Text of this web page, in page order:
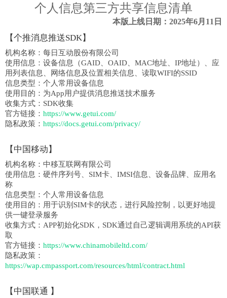
个人信息第三方共享信息清单
本版上线日期：2025年6月11日
【个推消息推送SDK】
机构名称： 每日互动股份有限公司
使用信息： 设备信息（GAID、OAID、MAC地址、IP地址）、应
用列表信息、网络信息及位置相关信息、读取WIFI的SSID
信息类型： 个人常用设备信息
使用目的： 为App用户提供消息推送技术服务
收集方式： SDK收集
官方链接： https://www.getui.com/
隐私政策： https://docs.getui.com/privacy/
【中国移动】
机构名称： 中移互联网有限公司
使用信息： 硬件序列号、SIM卡、IMSI信息、设备品牌、应用名
称
信息类型： 个人常用设备信息
使用目的： 用于识别SIM卡的状态，进行风险控制，以更好地提
供一键登录服务
收集方式： APP初始化SDK，SDK通过自己逻辑调用系统的API获
取
官方链接： https://www.chinamobileltd.com/
隐私政策：
https://wap.cmpassport.com/resources/html/contract.html
【 中国联通 】